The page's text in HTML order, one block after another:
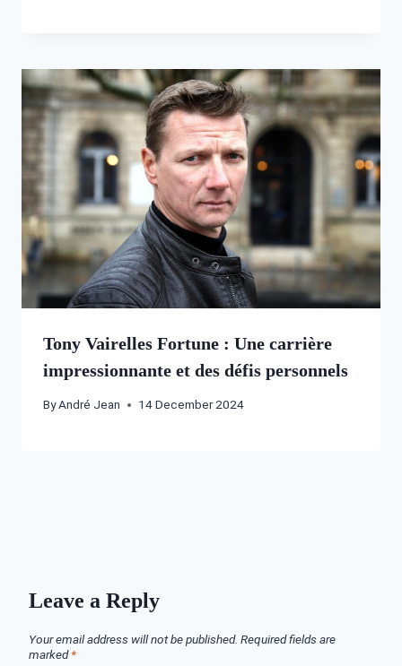
Tony Vairelles Fortune : Une carrière
impressionnante et des défis personnels
ByAndré Jean 14 December 2024
Leave a Reply
Your email address will not be published. Required fields are
marked*